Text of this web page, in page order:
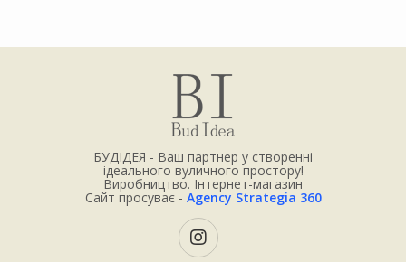
БУДІДЕЯ - Ваш партнер у створенні
ідеального вуличного простору!
Виробництво. Інтернет-магазин
Сайт просуває - Agency Strategia 360